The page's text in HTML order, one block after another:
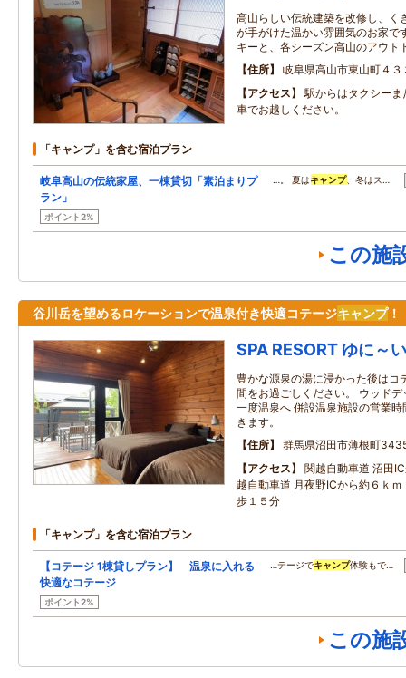
高山らしい伝統建築を改修し、く
が手がけた温かい雰囲気のお家で
キーと、各シーズン高山のアウト
住所
岐阜県高山市東山町４３
アクセス
駅からはタクシー
車でお越しください。
「キャンプ」を含む宿泊プラン
岐阜高山の伝統家屋、一棟貸切「素泊まりプ
ラン」
ポイント2%
…。 夏はキャンプ、冬はス…
この施
谷川岳を望めるロケーションで温泉付き快適コテージキャンプ！
SPA RESORT ゆに～
豊かな源泉の湯に浸かった後はコ
間をお過ごしください。 ウッド
一度温泉へ 併設温泉施設の営業
きます。
住所
群馬県沼田市薄根町
アクセス
関越自動車道 沼田
越自動車道 月夜野ICから約６ｋ
歩１５分
「キャンプ」を含む宿泊プラン
【コテージ 1棟貸しプラン】 温泉に入れる
快適なコテージ
ポイント2%
…テージでキャンプ体験もで…
この施